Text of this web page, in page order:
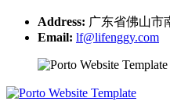
Address: 广东省佛山市
Email: lf@lifenggy.com